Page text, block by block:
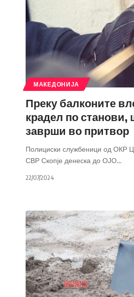
МАКЕДОНИЈА
Преку балконите
крадел по станови,
заврши во притвор
Полициски службеници од ОКР
СВР Скопје денеска до ОЈО…
22/07/2024